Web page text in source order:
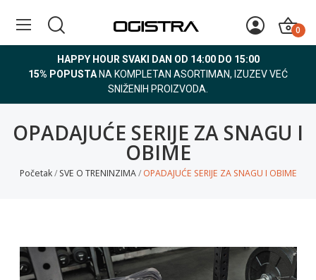
0
HAPPY HOUR SVAKI DAN OD 14:00 DO 15:00
15% POPUSTA NA KOMPLETAN ASORTIMAN, IZUZEV VEĆ
SNIŽENIH PROIZVODA.
OPADAJUĆE SERIJE ZA SNAGU I
OBIME
Početak SVE O TRENINZIMA OPADAJUĆE SERIJE ZA SNAGU I OBIME